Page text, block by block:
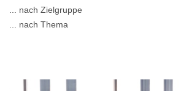
... nach Zielgruppe
... nach Thema